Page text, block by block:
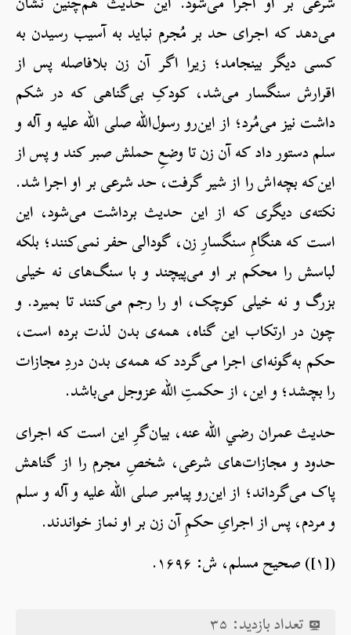
می‌دهد که اجرای حد بر مُجرم نباید به آسیب رسیدن به
کسی دیگر بینجامد؛ زیرا اگر آن زن بلافاصله پس از
اقرارش سنگسار می‌شد، کودکِ بی‌گناهی که در شکم
داشت نیز می‌مُرد؛ از این‌رو رسول‌الله صلی الله علیه و آله و
سلم دستور داد که آن زن تا وضعِ حملش صبر کند و پس از
این‌که بچه‌اش را از شیر گرفت، حد شرعی بر او اجرا شد.
نکته‌ی دیگری که از این حدیث برداشت می‌شود، این
است که هنگامِ سنگسارِ زن، گودالی حفر نمی‌کنند؛ بلکه
لباسش را محکم بر او می‌پیچند و با سنگ‌های نه خیلی
بزرگ و نه خیلی کوچک، او را رجم می‌کنند تا بمیرد. و
چون در ارتکاب این گناه، همه‌ی بدن لذت برده است،
حکم به‌گونه‌ای اجرا می‌گردد که همه‌ی بدن دردِ مجازات
را بچشد؛ و این، از حکمتِ الله عزوجل می‌باشد.
حدیث عمران رضي الله عنه، بیان‌گرِ این است که اجرای
حدود و مجازات‌های شرعی، شخصِ مجرم را از گناهش
پاک می‌گرداند؛ از این‌رو پیامبر صلی الله علیه و آله و سلم
و مردم، پس از اجرایِ حکمِ آن زن بر او نماز خواندند.
([۱]) صحیح مسلم، ش: ۱۶۹۶.
تعداد بازدید: ۳۵